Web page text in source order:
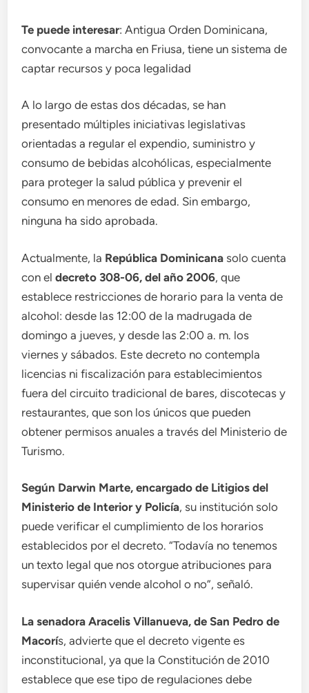
Te puede interesar: Antigua Orden Dominicana,
convocante a marcha en Friusa, tiene un sistema de
captar recursos y poca legalidad
A lo largo de estas dos décadas, se han
presentado múltiples iniciativas legislativas
orientadas a regular el expendio, suministro y
consumo de bebidas alcohólicas, especialmente
para proteger la salud pública y prevenir el
consumo en menores de edad. Sin embargo,
ninguna ha sido aprobada.
Actualmente, la República Dominicana solo cuenta
con eldecreto 308-06, del año 2006, que
establece restricciones de horario para la venta de
alcohol: desde las 12:00 de la madrugada de
domingo a jueves, y desde las 2:00 a. m. los
viernes y sábados. Este decreto no contempla
licencias ni fiscalización para establecimientos
fuera del circuito tradicional de bares, discotecas y
restaurantes, que son los únicos que pueden
obtener permisos anuales a través del Ministerio de
Turismo.
Según Darwin Marte, encargado de Litigios del
Ministerio de Interior y Policía, su institución solo
puede verificar el cumplimiento de los horarios
establecidos por el decreto. “Todavía no tenemos
un texto legal que nos otorgue atribuciones para
supervisar quién vende alcohol o no”, señaló.
La senadora Aracelis Villanueva, de San Pedro de
Macorís, advierte que el decreto vigente es
inconstitucional, ya que la Constitución de 2010
establece que ese tipo de regulaciones debe